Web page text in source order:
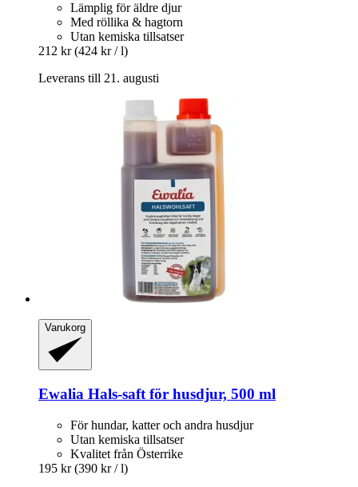
Lämplig för äldre djur
Med röllika & hagtorn
Utan kemiska tillsatser
212 kr (424 kr / l)
Leverans till 21. augusti
Varukorg
Ewalia Hals-​saft för husdjur, 500 ml
För hundar, katter och andra husdjur
Utan kemiska tillsatser
Kvalitet från Österrike
195 kr (390 kr / l)